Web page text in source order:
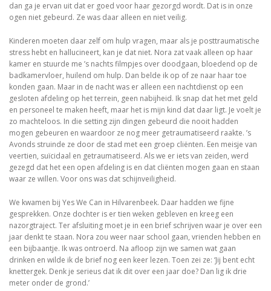
dan ga je ervan uit dat er goed voor haar gezorgd wordt. Dat is in onze
ogen niet gebeurd. Ze was daar alleen en niet veilig.
Kinderen moeten daar zelf om hulp vragen, maar als je posttraumatische
stress hebt en hallucineert, kan je dat niet. Nora zat vaak alleen op haar
kamer en stuurde me ’s nachts filmpjes over doodgaan, bloedend op de
badkamervloer, huilend om hulp. Dan belde ik op of ze naar haar toe
konden gaan. Maar in de nacht was er alleen een nachtdienst op een
gesloten afdeling op het terrein, geen nabijheid. Ik snap dat het met geld
en personeel te maken heeft, maar het is mijn kind dat daar ligt. Je voelt je
zo machteloos. In die setting zijn dingen gebeurd die nooit hadden
mogen gebeuren en waardoor ze nog meer getraumatiseerd raakte. ’s
Avonds struinde ze door de stad met een groep cliënten. Een meisje van
veertien, suïcidaal en getraumatiseerd. Als we er iets van zeiden, werd
gezegd dat het een open afdeling is en dat cliënten mogen gaan en staan
waar ze willen. Voor ons was dat schijnveiligheid.
We kwamen bij Yes We Can in Hilvarenbeek. Daar hadden we fijne
gesprekken. Onze dochter is er tien weken gebleven en kreeg een
nazorgtraject. Ter afsluiting moet je in een brief schrijven waar je over een
jaar denkt te staan. Nora zou weer naar school gaan, vrienden hebben en
een bijbaantje. Ik was ontroerd. Na afloop zijn we samen wat gaan
drinken en wilde ik de brief nog een keer lezen. Toen zei ze: ‘Jij bent echt
knettergek. Denk je serieus dat ik dit over een jaar doe? Dan lig ik drie
meter onder de grond.’